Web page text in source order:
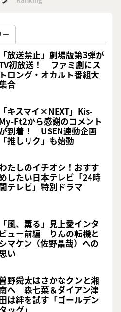
ー
「放送禁止」劇場版第3弾が
初放送！ ファミ劇にス
トロング・オカルト番組大
合
「キスマイ×NEXT」Kis-
My-Ft2から感謝のコメント
到着！ USEN連動企画
「推しリク」も始動
たしのイチオシ！おすす
めしたい日本テレビ「24時
間テレビ」特別ドラマ
「風、薫る」見上愛インタ
ビュー前編 りんの転機と
シマケン（佐野晶哉）への
い
曽野舜太はさかなクンと湘
南へ 森七菜＆ダイアン津
田は絆を試す「ゴールデン
タッグ」